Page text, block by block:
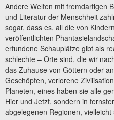
Andere Welten mit fremdartigen
und Literatur der Menschheit
sogar, dass es, all die von
veröffentlichten
erfundene Schauplätze gibt als
schlechte – Orte sind, die wir
das Zuhause von Göttern oder
Geschöpfen, verlorene
Planeten, eines haben sie alle
Hier und Jetzt, sondern in
abgelegenen Regionen,